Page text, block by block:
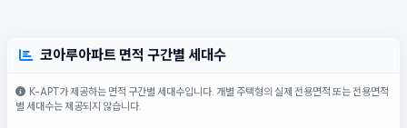
코아루아파트 면적 구간별 세대수
K-APT가 제공하는 면적 구간별 세대수입니다. 개별 주택형의 실제 전용면적 또는 전용면적
별 세대수는 제공되지 않습니다.